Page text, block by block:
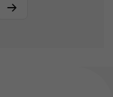
Página siguiente